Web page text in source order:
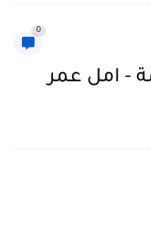
0
- امل عمر